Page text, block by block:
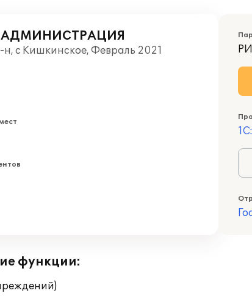
с Кишкинское, Февраль 2021
функции: